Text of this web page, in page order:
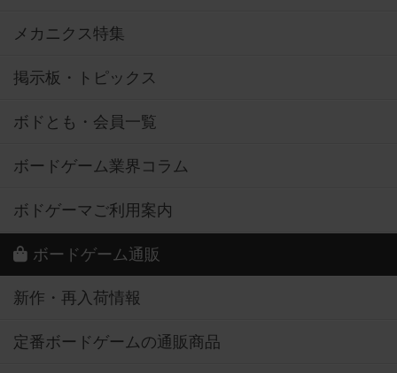
メカニクス特集
掲示板・トピックス
ボドとも・会員一覧
ボードゲーム業界コラム
ボドゲーマご利用案内
ボードゲーム通販
新作・再入荷情報
定番ボードゲームの通販商品